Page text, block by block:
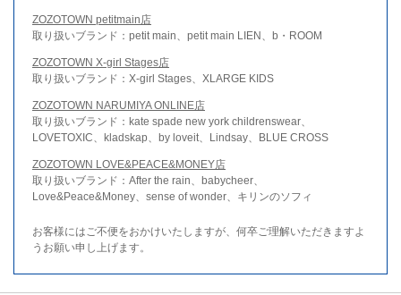
ZOZOTOWN petitmain店
取り扱いブランド：petit main、petit main LIEN、b・ROOM
ZOZOTOWN X-girl Stages店
取り扱いブランド：X-girl Stages、XLARGE KIDS
ZOZOTOWN NARUMIYA ONLINE店
取り扱いブランド：kate spade new york childrenswear、
LOVETOXIC、kladskap、by loveit、Lindsay、BLUE CROSS
ZOZOTOWN LOVE&PEACE&MONEY店
取り扱いブランド：After the rain、babycheer、
Love&Peace&Money、sense of wonder、キリンのソフィ
お客様にはご不便をおかけいたしますが、何卒ご理解いただきますよ
うお願い申し上げます。